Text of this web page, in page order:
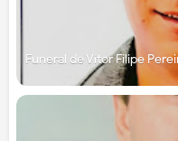
Funeral de Vítor Filipe